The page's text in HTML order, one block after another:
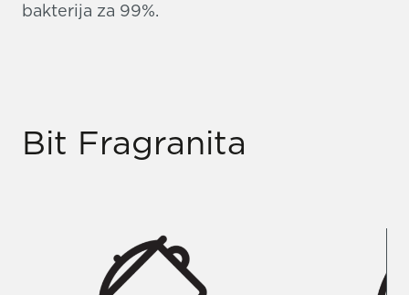
bakterija za 99%.
Bit Fragranita